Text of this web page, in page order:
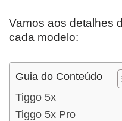
Vamos aos detalhes
cada modelo:
Guia do Conteúdo
Tiggo 5x
Tiggo 5x Pro